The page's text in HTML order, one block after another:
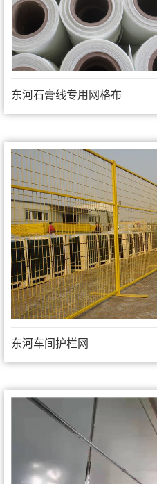
东河石膏线专用网格布
东河车间护栏网